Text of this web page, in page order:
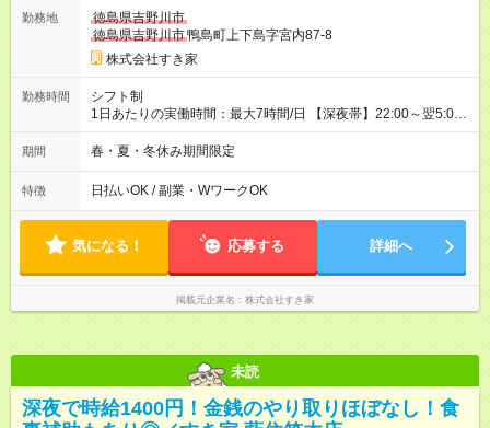
同時給）
勤務地
徳島県吉野川市
徳島県吉野川市鴨島町上下島字宮内87-8
株式会社すき家
勤務時間
シフト制
1日あたりの実働時間：最大7時間/日 【深夜帯】22:00～翌5:00
週2日～・1日2h～OK◎ ※22:00から翌5:00までは18歳以上の方
のみ勤務可能です（18歳未満の深夜業務禁止のため） ★深夜で
す。 必ず、2名以上での勤務を行いますので、安心して働けま
す。
期間 春・夏・冬休み期間限定
特徴 日払いOK / 副業・WワークOK
気になる！ 応募する 詳細へ
掲載元企業名 株式会社すき家
未読
深夜で時給1400円！金銭のやり取りほぼなし！食